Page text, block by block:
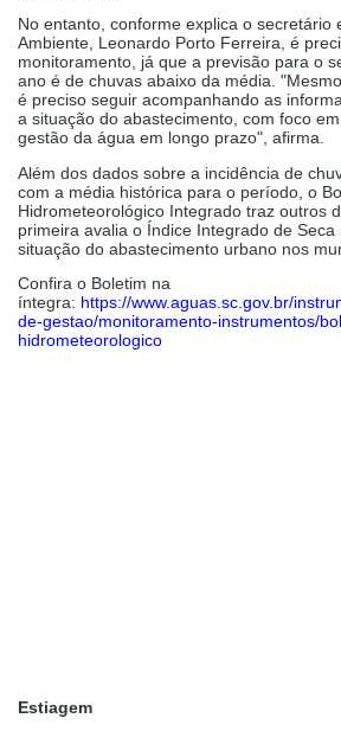
Fale Conosco
No entanto, conforme explica o secretário
Ambiente, Leonardo Porto Ferreira, é
monitoramento, já que a previsão para o
ano é de chuvas abaixo da média.
é preciso seguir acompanhando as
a situação do abastecimento, com foco
gestão da água em longo prazo", afirma.
Além dos dados sobre a incidência de
com a média histórica para o período, o
Hidrometeorológico Integrado traz outros
primeira avalia o Índice Integrado de
situação do abastecimento urbano nos
Confira o Boletim na
íntegra: https://www.aguas.sc.gov.br/
de-gestao/monitoramento-instrumentos/
hidrometeorologico
Estiagem